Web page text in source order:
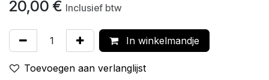
20,00 € Inclusief btw
In winkelmandje
Toevoegen aan verlanglijst